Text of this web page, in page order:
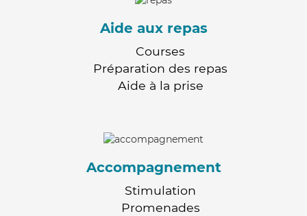
Aide aux repas
Courses
Préparation des repas
Aide à la prise
Accompagnement
Stimulation
Promenades